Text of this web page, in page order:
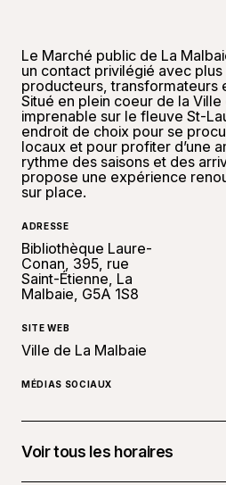
Le Marché public de La
un contact privilégié avec plus
producteurs, transformateurs
Situé en plein coeur de la
imprenable sur le fleuve St-
endroit de choix pour se
locaux et pour profiter d’une
rythme des saisons et des
propose une expérience
sur place.
ADRESSE
Bibliothèque Laure-
Conan, 395, rue
Saint-Étienne, La
Malbaie, G5A 1S8
SITE WEB
Ville de La Malbaie
MÉDIAS SOCIAUX
Voir tous les horaires